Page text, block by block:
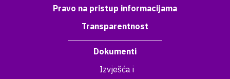
Pravo na pristup informacijama
Transparentnost
Dokumenti
Izvješća i